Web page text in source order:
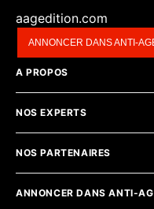
aagedition.com
ANNONCER DANS ANTI-
A PROPOS
NOS EXPERTS
NOS PARTENAIRES
ANNONCER DANS ANTI-